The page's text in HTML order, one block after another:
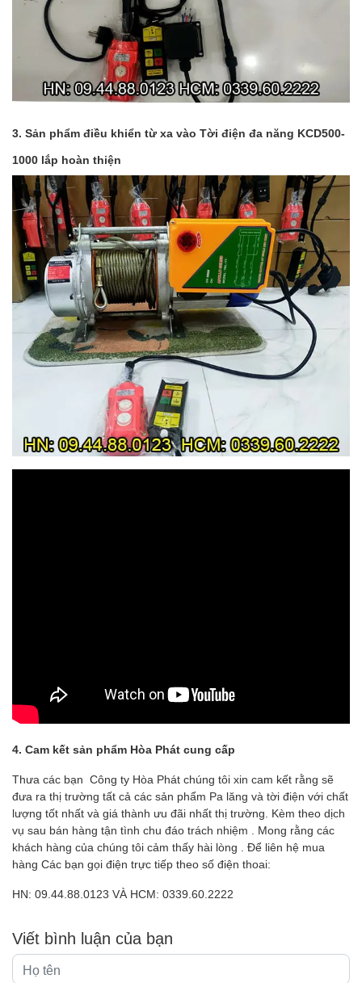
3. Sản phẩm điều khiển từ xa vào Tời điện đa năng KCD500-
1000 lắp hoàn thiện
4. Cam kết sản phẩm Hòa Phát cung cấp
Thưa các bạn Công ty Hòa Phát chúng tôi xin cam kết rằng sẽ
đưa ra thị trường tất cả các sản phẩm Pa lăng và tời điện với chất
lượng tốt nhất và giá thành ưu đãi nhất thị trường. Kèm theo dịch
vụ sau bán hàng tận tình chu đáo trách nhiệm . Mong rằng các
khách hàng của chúng tôi cảm thấy hài lòng . Để liên hệ mua
hàng Các bạn gọi điện trực tiếp theo số điện thoai:
HN: 09.44.88.0123 VÀ HCM: 0339.60.2222
Viết bình luận của bạn